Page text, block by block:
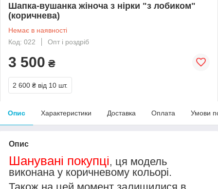
Шапка-вушанка жіноча з нірки "з лобиком"
(коричнева)
Немає в наявності
Код: 022
Опт і роздріб
3 500 ₴
2 600 ₴ від 10 шт.
Опис Характеристики Доставка Оплата Умови
Опис
Шанувані покупці, ця модель
виконана у коричневому кольорі.